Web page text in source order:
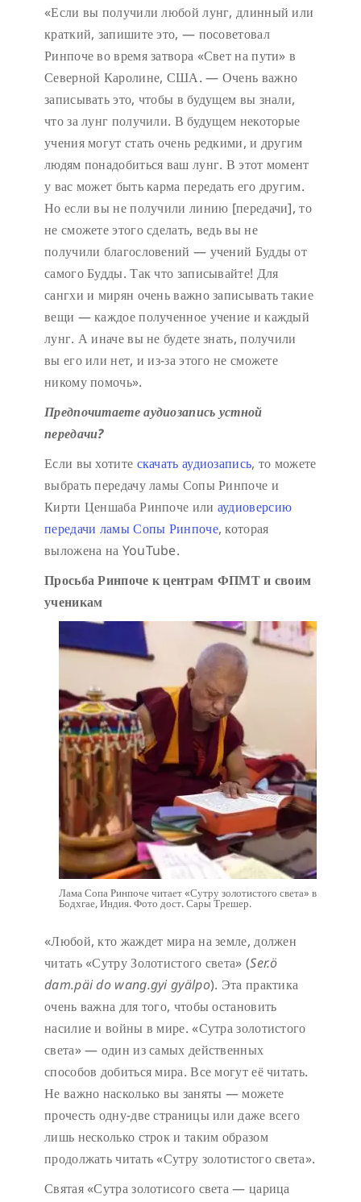
«Если вы получили любой лунг, длинный или
краткий, запишите это, — посоветовал
Ринпоче во время затвора «Свет на пути» в
Северной Каролине, США. — Очень важно
записывать это, чтобы в будущем вы знали,
что за лунг получили. В будущем некоторые
учения могут стать очень редкими, и другим
людям понадобиться ваш лунг. В этот момент
у вас может быть карма передать его другим.
Но если вы не получили линию [передачи], то
не сможете этого сделать, ведь вы не
получили благословений — учений Будды от
самого Будды. Так что записывайте! Для
сангхи и мирян очень важно записывать такие
вещи — каждое полученное учение и каждый
лунг. А иначе вы не будете знать, получили
вы его или нет, и из-за этого не сможете
никому помочь».
Предпочитаете аудиозапись устной
передачи?
Если вы хотите скачать аудиозапись, то можете
выбрать передачу ламы Сопы Ринпоче и
Кирти Ценшаба Ринпоче или аудиоверсию
передачи ламы Сопы Ринпоче, которая
выложена на YouTube.
Просьба Ринпоче к центрам ФПМТ и своим
ученикам
Лама Сопа Ринпоче читает «Сутру золотистого света» в
Бодхгае, Индия. Фото дост. Сары Трешер.
«Любой, кто жаждет мира на земле, должен
читать «Сутру Золотистого света» (Ser.ö
dam.päi do wang.gyi gyälpo). Эта практика
очень важна для того, чтобы остановить
насилие и войны в мире. «Сутра золотистого
света» — один из самых действенных
способов добиться мира. Все могут её читать.
Не важно насколько вы заняты — можете
прочесть одну-две страницы или даже всего
лишь несколько строк и таким образом
продолжать читать «Сутру золотистого света».
Святая «Сутра золотисого света — царица